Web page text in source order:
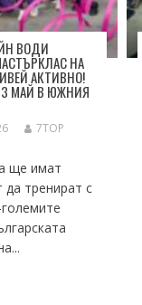
ВОДИ
НА
АКТИВНО!
МАЙ В ЮЖНИЯ
7TOP
ще имат
тренират с